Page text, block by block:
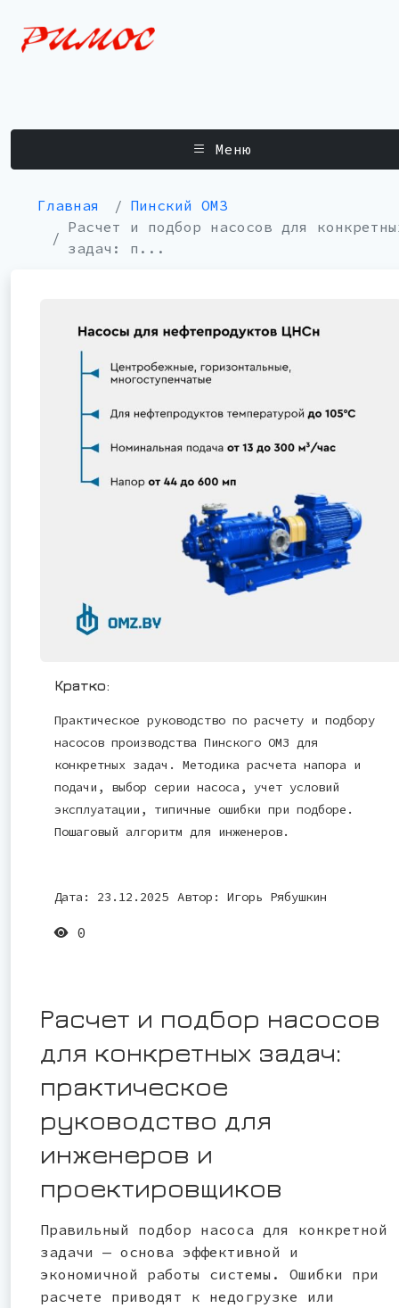
Меню
Главная
Пинский ОМЗ
Расчет и подбор насосов для
задач: п...
Кратко:
Практическое руководство по расчету и подбору
насосов производства Пинского ОМЗ для
конкретных задач. Методика расчета напора и
подачи, выбор серии насоса, учет условий
эксплуатации, типичные ошибки при подборе.
Пошаговый алгоритм для инженеров.
Дата: 23.12.2025 Автор: Игорь Рябушкин
0
Расчет и подбор насосов
для конкретных задач:
практическое
руководство для
инженеров и
проектировщиков
Правильный подбор насоса для конкретной
задачи — основа эффективной и
экономичной работы системы. Ошибки при
расчете приводят к недогрузке или